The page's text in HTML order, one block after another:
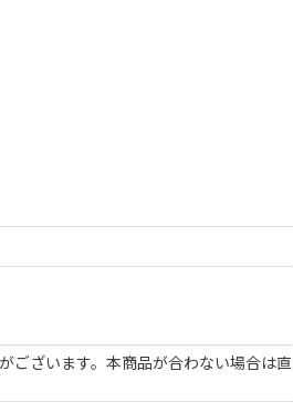
ございます。本商品が合わない場合は直